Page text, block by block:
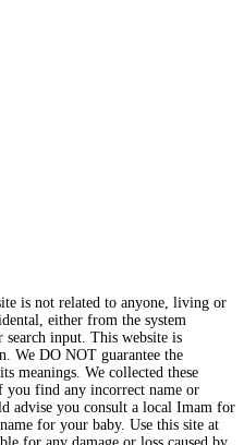
is not related to anyone, living or
either from the system
input. This website is
We DO NOT guarantee the
meanings. We collected these
you find any incorrect name or
advise you consult a local Imam for
for your baby. Use this site at